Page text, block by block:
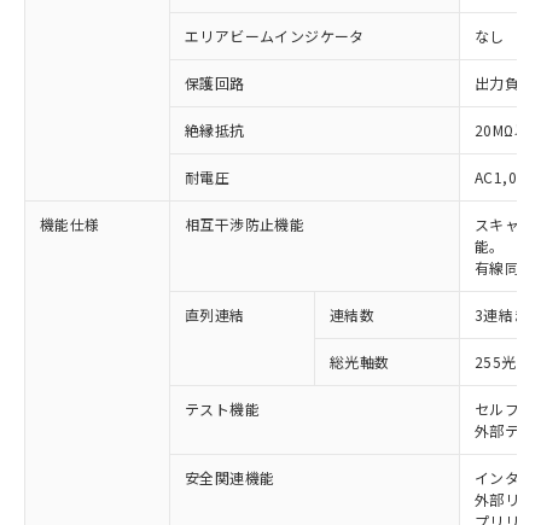
エリアビームインジケータ なし
保護回路 出力負荷
絶縁抵抗 20MΩ以
耐電圧
機能仕様 相互干渉防止機能
スキャ
能。
有線同期
直列連結 連結数 3連結ま
総光軸数 255光軸
テスト機能
セルフテ
外部テス
安全関連機能
インター
外部リレ
プリリセ
ご利用条件
※1 対応状況
対応済み：EU RoHS指令（10物質）の
非含有に対応した製品が提供可能な商品で
有に対応した製品に切り替える予定のある